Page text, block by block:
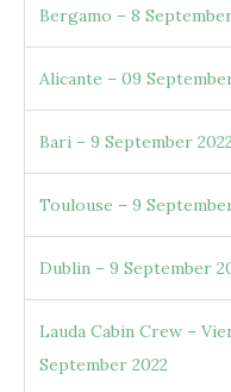
Bergamo – 8
Alicante – 09
Bari – 9 September
Toulouse – 9
Dublin – 9 September
Lauda Cabin Crew –
September 2022